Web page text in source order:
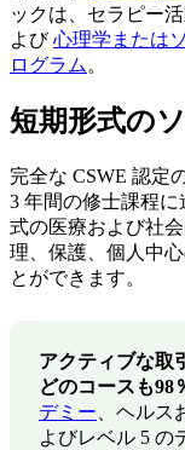
ックは、セラピー
よび心理学または
ログラム 。
短期形式の
完全な CSWE 認定
3 年間の修士課程
式の医療および社
理、保護、個人中
とができます。
アクティブな取
どのコースも98
デミー 、ヘル
よびレベル 5 の